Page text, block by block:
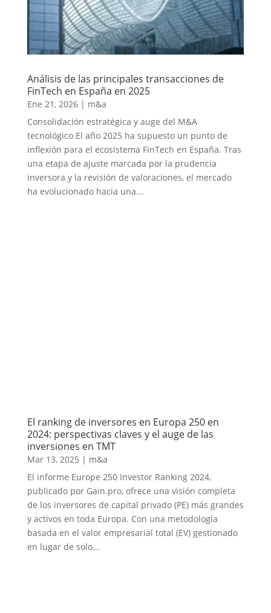
Análisis de las principales transacciones de
FinTech en España en 2025
Ene 21, 2026| m&a
Consolidación estratégica y auge del M&A
tecnológico El año 2025 ha supuesto un punto de
inflexión para el ecosistema FinTech en España. Tras
una etapa de ajuste marcada por la prudencia
inversora y la revisión de valoraciones, el mercado
ha evolucionado hacia una...
El ranking de inversores en Europa 250 en
2024: perspectivas claves y el auge de las
inversiones en TMT
Mar 13, 2025 | m&a
El informe Europe 250 Investor Ranking 2024,
publicado por Gain.pro, ofrece una visión completa
de los inversores de capital privado (PE) más grandes
y activos en toda Europa. Con una metodología
basada en el valor empresarial total (EV) gestionado
en lugar de solo...